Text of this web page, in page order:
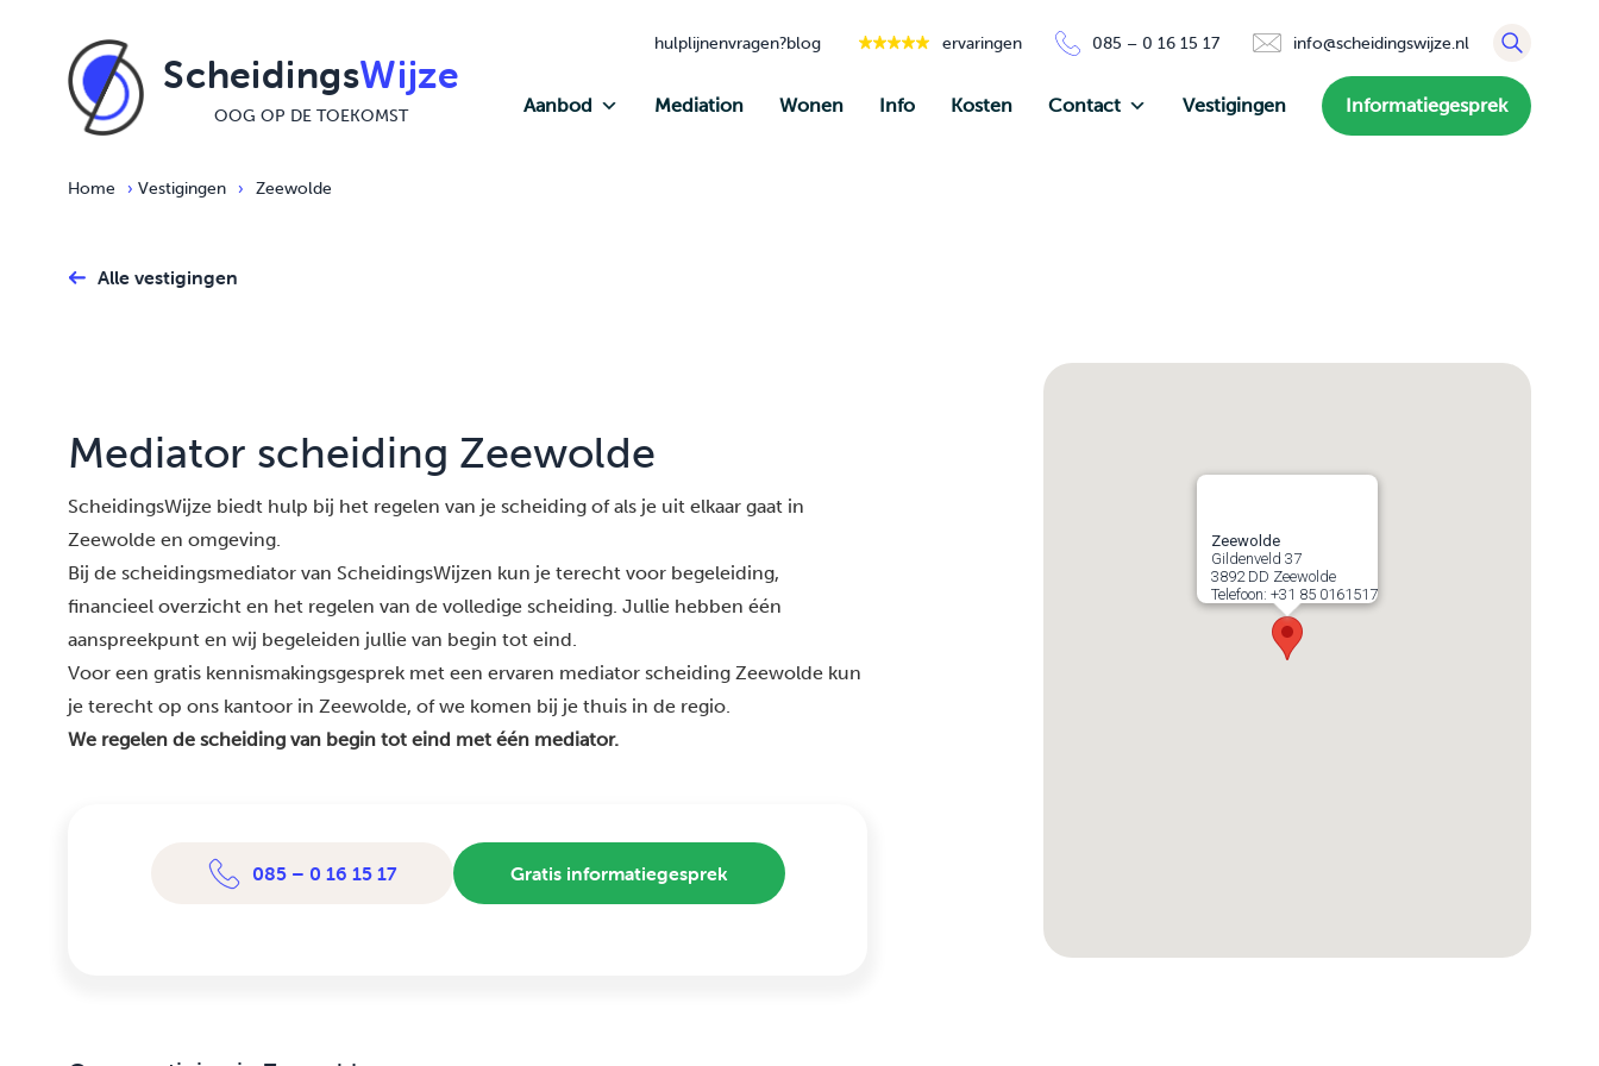
ScheidingsWijze
OOG OP DE TOEKOMST
hulplijnenvragen?blog ervaringen 085 – 0 16 15 17 info@scheidingswijze.nl
Aanbod Mediation Wonen Info Kosten Contact Vestigingen Informatiegesprek
Home › Vestigingen › Zeewolde
Alle vestigingen
Mediator scheiding Zeewolde
ScheidingsWijze biedt hulp bij het regelen van je scheiding of als je uit elkaar gaat in
Zeewolde en omgeving.
Bij de scheidingsmediator van ScheidingsWijzen kun je terecht voor begeleiding,
financieel overzicht en het regelen van de volledige scheiding. Jullie hebben één
aanspreekpunt en wij begeleiden jullie van begin tot eind.
Voor een gratis kennismakingsgesprek met een ervaren mediator scheiding Zeewolde kun
je terecht op ons kantoor in Zeewolde, of we komen bij je thuis in de regio.
We regelen de scheiding van begin tot eind met één mediator.
085 – 0 16 15 17 Gratis informatiegesprek
Zeewolde
Gildenveld 37
3892 DD Zeewolde
Telefoon: +31 85 0161517